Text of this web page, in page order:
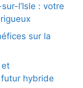
l’Isle : votre
sur la
et
hybride